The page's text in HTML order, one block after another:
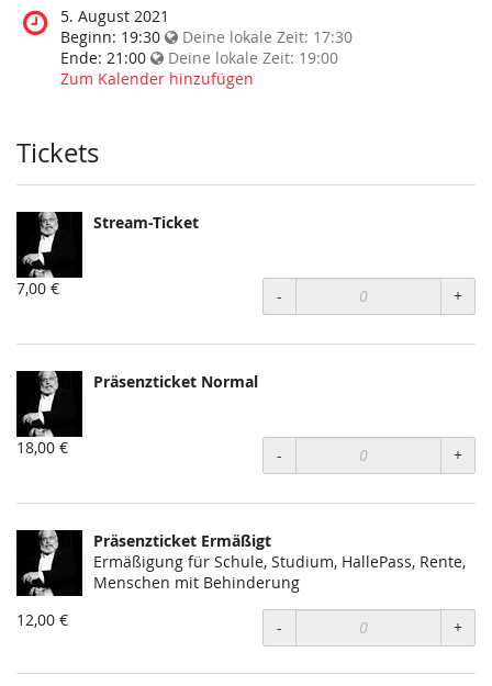
diese
Veranstaltung
statt?
Wann
findet
diese
Veranstaltung
5. August 2021
Beginn: 19:30 Deine lokale Zeit: 17:30
Ende: 21:00 Deine lokale Zeit: 19:00
Zum Kalender hinzufügen
Tickets
Stream-Ticket
7,00 € - +
Präsenzticket Normal
18,00 € - +
Präsenzticket Ermäßigt
Ermäßigung für Schule, Studium, HallePass, Rente,
Menschen mit Behinderung
12,00 €
- +